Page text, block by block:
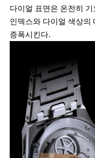
다이얼 표면은 온전히
인덱스와 다이얼 색상의
증폭시킨다.